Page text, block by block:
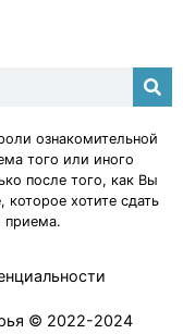
ознакомительной
того или иного
после того, как Вы
хотите сдать
приема.
© 2022-2024